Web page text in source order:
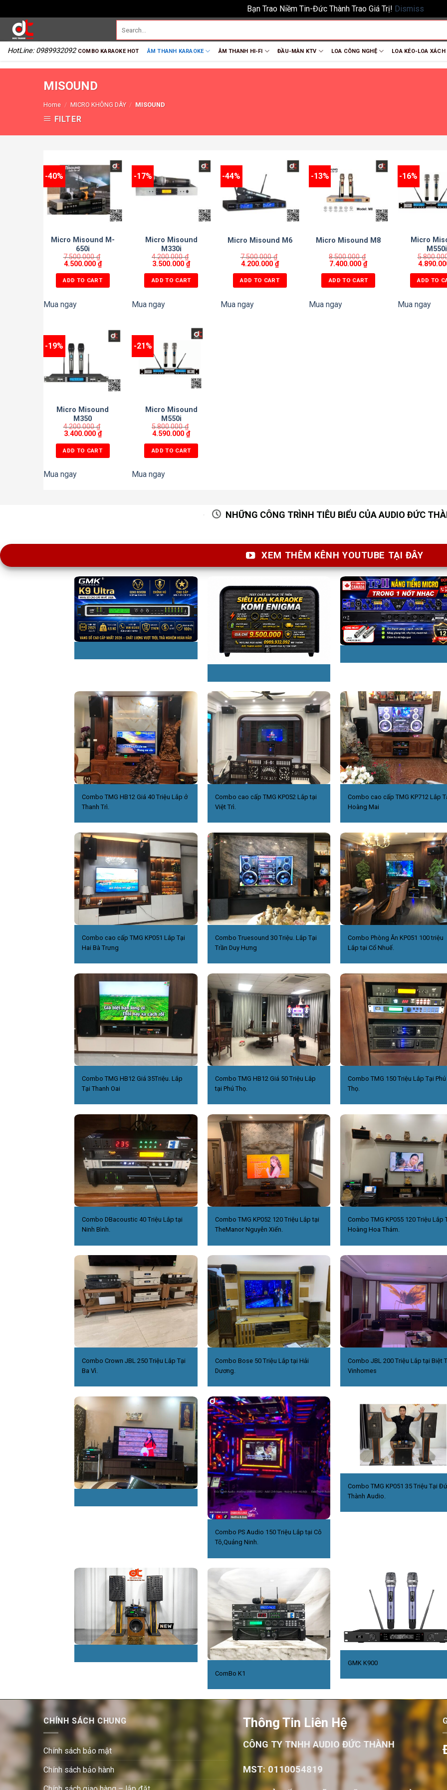
Bạn Trao Niềm Tin-Đức Thành Trao Giá Trị! Dismiss
HotLine: 0989932092 COMBO KARAOKE HOT ÂM THANH KARAOKE ÂM THANH HI-FI ĐẦU-MÀN KTV LOA CÔNG NGHỆ LOA KÉO-LOA XÁCH
MISOUND
Home / MICRO KHÔNG DÂY / MISOUND
FILTER
-40%
Micro Misound M-
650i
7.500.000₫
4.500.000 ₫
ADD TO CART
Mua ngay
-17%
Micro Misound
M330i
4.200.000₫
3.500.000₫
ADD TO CART
Mua ngay
-44%
Micro Misound M6
7.500.000₫
4.200.000 ₫
ADD TO CART
Mua ngay
-13%
Micro Misound M8
8.500.000₫
7.400.000₫
ADD TO CART
Mua ngay
-16%
Micro
M550i
ADD TO
Mua ngay
-19%
Micro Misound
M350
4.200.000₫
3.400.000 ₫
ADD TO CART
Mua ngay
-21%
Micro Misound
M550i
5.800.000₫
4.590.000₫
ADD TO CART
Mua ngay
NHỮNG CÔNG TRÌNH TIÊU BIỂU CỦA AUDIO ĐỨC
XEM THÊM KÊNH YOUTUBE TẠI ĐÂY
Combo TMG HB12 Giá 40 Triệu Lắp ở
Thanh Trì.
Combo cao cấp TMG KP052 Lắp tại
Việt Trì.
Combo cao cấp TMG KP712 Lắp
Hoàng Mai
Combo cao cấp TMG KP051 Lắp Tại
Hai Bà Trưng
Combo Truesound 30 Triệu. Lắp Tại
Trần Duy Hưng
Combo Phòng Ăn KP051 100 triệu
Lắp tại Cổ Nhuế.
Combo TMG HB12 Giá 35Triệu. Lắp
Tại Thanh Oai
Combo TMG HB12 Giá 50 Triệu Lắp
tại Phú Thọ.
Combo TMG 150 Triệu Lắp Tại Phú
Thọ.
Combo DBacoustic 40 Triệu Lắp tại
Ninh Bình.
Combo TMG KP052 120 Triệu Lắp tại
TheManor Nguyễn Xiển.
Combo TMG KP055 120 Triệu Lắp
Hoàng Hoa Thám.
Combo Crown JBL 250 Triệu Lắp Tại
Ba Vì.
Combo Bose 50 Triệu Lắp tại Hải
Dương.
Combo JBL 200 Triệu Lắp tại Biệt
Vinhomes
Combo PS Audio 150 Triệu Lắp tại Cô
Tô,Quảng Ninh.
Combo TMG KP051 35 Triệu Tại
Thành Audio.
ComBo K1
GMK K900
CHÍNH SÁCH CHUNG
Chính sách bảo mật
Chính sách bảo hành
Thông Tin Liên Hệ
CÔNG TY TNHH AUDIO ĐỨC THÀNH
MST: 0110054819